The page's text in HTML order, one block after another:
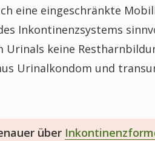
eine eingeschränkte
Inkontinenzsystems
Urinals keine
Urinalkondom und
über